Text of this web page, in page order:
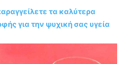
τα καλύτερα
για την ψυχική σας υγεία